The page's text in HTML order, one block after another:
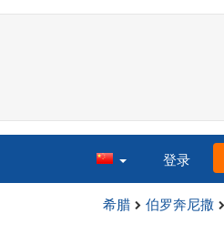
登录
希腊 伯罗奔尼撒